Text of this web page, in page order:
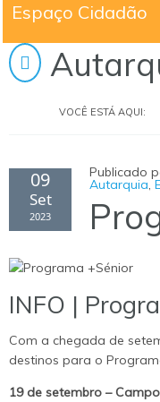
Espaço Cidadão
VOCÊ ESTÁ AQUI:
09
Set
2023
Publicado
Autarquia ,
INFO |
Com a chegada de
destinos para o
19 de setembro –